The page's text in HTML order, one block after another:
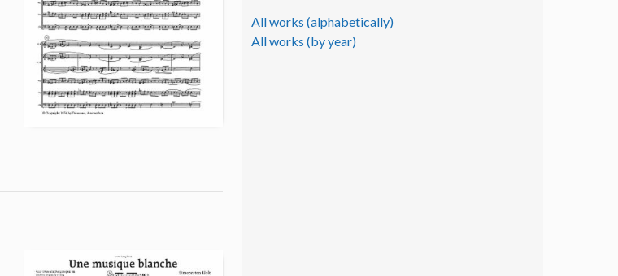
All works (alphabetically)
All works (by year)